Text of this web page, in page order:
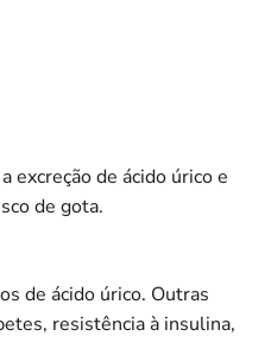
excreção de ácido úrico e
de gota.
de ácido úrico. Outras
resistência à insulina,